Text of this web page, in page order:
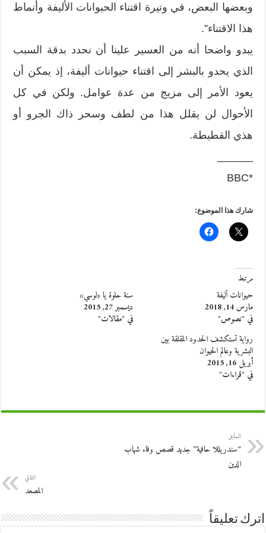
وبعضها البعض، في وتيرة اقتناء الحيوانات الأليفة وأنماط
هذا الاقتناء”.
يبدو واضحا أنه من العسير علينا أن نحدد بدقة السبب
الذي يحدو بالبشر إلى اقتناء حيوانات أليفة، إذ يمكن أن
يعود الأمر إلى مزيج من عدة عوامل. ولكن في كل
الأحوال لن يقلل هذا من لطف وسحر ذاك الجرو أو
هذي القطيطة.
*BBC
شارك هذا الموضوع:
مرتبط
حيوانات أليفة
مارس 14, 2018
في "نصوص"
سنة حلوة يا «لوسي»
ديسمبر 27, 2015
في "مقالات"
رواية تستكشف الحدود المقلقة بين
البشرية وعالم الحيوان
أبريل 16, 2015
في "قراءات"
السابق
“سندريللا حافية” جديد قصص وفاء شهاب
الدين
التالي
المصعد
اترك تعليقاً